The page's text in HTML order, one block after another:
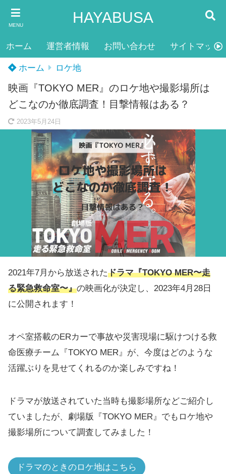
MENU HAYABUSA
ホーム 運営者情報 お問い合わせ サイトマップ
ホーム ロケ地
映画『TOKYO MER』のロケ地や撮影場所は
どこなのか徹底調査！目撃情報はある？
2023年5月24日
2021年7月から放送されたドラマ『TOKYO MER〜走
る緊急救命室〜』の映画化が決定し、2023年4月28日
に公開されます！
オペ室搭載のERカーで事故や災害現場に駆けつける救
命医療チーム『TOKYO MER』が、今度はどのような
活躍ぶりを見せてくれるのか楽しみですね！
ドラマが放送されていた当時も撮影場所などご紹介し
ていましたが、劇場版『TOKYO MER』でもロケ地や
撮影場所について調査してみました！
ドラマのときのロケ地はこちら